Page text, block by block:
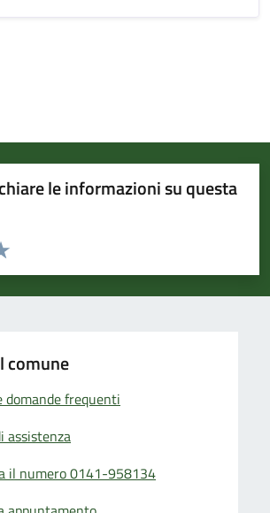
le informazioni su questa
pagina
5 stelle su 5
4 stelle su 5
su 5
su 5
5
comune
domande frequenti
assistenza
il numero 0141-958134